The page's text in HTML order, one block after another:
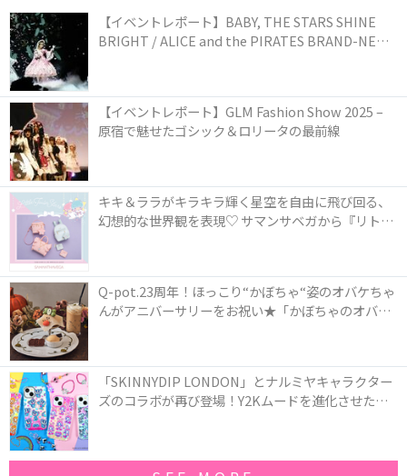
【イベントレポート】BABY, THE STARS SHINE
BRIGHT / ALICE and the PIRATES BRAND-NEW
【イベントレポート】GLM Fashion Show 2025 –
原宿で魅せたゴシック＆ロリータの最前線
キキ＆ララがキラキラ輝く星空を自由に飛び回る、
幻想的な世界観を表現♡ サマンサベガから『リトル
Q-pot.23周年！ほっこり“かぼちゃ“姿のオバケちゃ
んがアニバーサリーをお祝い★「かぼちゃのオバケ
「SKINNYDIP LONDON」とナルミヤキャラクター
ズのコラボが再び登場！Y2Kムードを進化させた新